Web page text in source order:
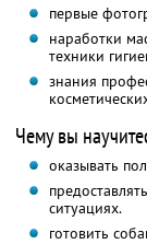
первые
наработки
техники
знания
Чему вы
оказывать
ситуациях.
готовить